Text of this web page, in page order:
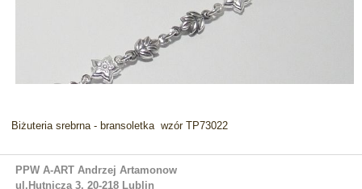
Biżuteria srebrna - bransoletka wzór TP73022
PPW A-ART Andrzej Artamonow
ul.Hutnicza 3, 20-218 Lublin